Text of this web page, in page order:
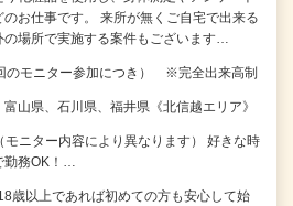
のお仕事です。 来所が無くご自宅で出来る
の場所で実施する案件もございます…
のモニター参加につき） ※完全出来高制
山県、石川県、福井県《北信越エリア》
ニター内容により異なります） 好きな時
勤務OK！…
歳以上であれば初めての方も安心して始